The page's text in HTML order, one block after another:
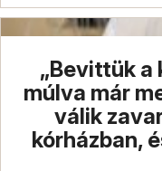
„Bevittük a
múlva már
válik
kórházban,